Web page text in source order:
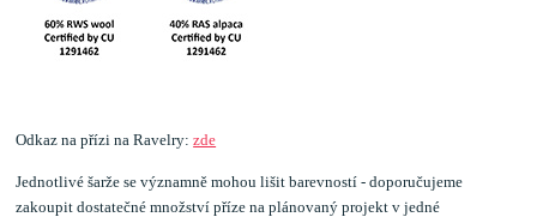
Odkaz na přízi na Ravelry:zde
Jednotlivé šarže se významně mohou lišit barevností - doporučujeme
zakoupit dostatečné množství příze na plánovaný projekt v jedné